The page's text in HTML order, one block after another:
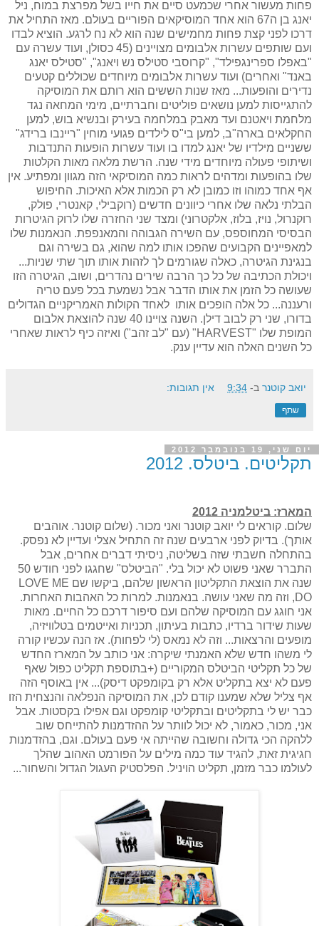
פחות מעשור אחרי שכמעט סיים את חייו בשל מפרצת במוח, ניל
יאנג בן ה67 הוא אחד המוסיקאים הפוריים בעולם. מאז התחיל את
דרכו לפני קצת פחות מחמישים שנה הוא לא נח לרגע. הוציא לבדו
ועם שותפים עשרות אלבומים מצויינים (45 כסולן, ועוד עשרה עם
"באפלו ספרינגפילד", "קרוסבי סטילס נש ויאנג", "סטילס יאנג
באנד" ואחרים) ועוד עשרות אלבומים מיוחדים שכוללים קטעים
נדירים והופעות... מאז שנות הששים הוא רותם את המוסיקה
להתגייסות למען נושאים פוליטים וחברתיים, מימי המחאה נגד
מלחמת ויאטנם ועד מאבק במלחמה בעירק ובנשיא בוש, למען
החקלאים בארה"ב, למען בי"ס לילדים פגועי מוחין "ריינבו ברידג"
ששניים מילדיו של יאנג למדו בו ועוד עשרות הופעות התנדבות
ושיתופי פעולה מיוחדים מידי שנה. הרשת מלאה מאות הקלטות
שלו בהופעות ומדהים לראות כמה המוסיקאי הזה מגוון ומפתיע. אין
אף אחד כמוהו וזו כמובן לא רק הכמות אלא האיכות. החיפוש
הבלתי נלאה שלו אחרי כיוונים חדשים (רוקבילי, קאנטרי, פולק,
רוקנרול, נויז, בלוז, אלקטרוני) ומצד שני החזרה שלו לרוק הגיטרות
הבסיסי המחוספס, עם השירה הגבוהה והמאנפפת. הנאמנות שלו
למאפיינים הקבועים שהפכו אותו למה שהוא, גם בשירה וגם
בנגינת הגיטרה, כאלה שגורמים לך לזהות אותו תוך שתי שניות...
ויכולת הכתיבה של כל כך הרבה שירים נהדרים, ושוב, הגיטרה הזו
שעושה כל הזמן את אותו הדבר אבל נשמעת בכל פעם טריה
ורעננה... כל אלה הופכים אותו לאחד הקולות האמריקניים הגדולים
בדורו, שני רק לבוב דילן.
השנה צויינו 40 שנה להוצאת אלבום
המופת שלו "HARVEST" (עם "לב זהב") ואיזה כיף לראות שאחרי
כל השנים האלה הוא עדיין ענק.
יואב קוטנר ב- 9:34 אין תגובות:
שתף
יום שני, 19 בנובמבר 2012
תקליטים. ביטלס. 2012
המארז: ביטלמניה 2012
שלום. קוראים לי יואב קוטנר ואני מכור. (שלום קוטנר. אוהבים
אותך). בדיוק לפני ארבעים שנה זה התחיל אצלי ועדיין לא נפסק.
בהתחלה חשבתי שזה בשליטה, ניסיתי דברים אחרים, אבל
התברר שאני פשוט לא יכול בלי. "הביטלס" שחגגו לפני חודש 50
שנה את הוצאת התקליטון הראשון שלהם, ביקשו שם LOVE ME
DO, וזה מה שאני עושה. בנאמנות. למרות כל האהבות האחרות.
אני חוגג עם המוסיקה שלהם ועם סיפור דרכם כל החיים. מאות
שעות שידור ברדיו, כתבות בעיתון, תכניות ואייטמים בטלוויזיה,
מופעים והרצאות... וזה לא נמאס (לי לפחות). אז הנה עכשיו קורה
לי משהו חדש שלא האמנתי שיקרה: אני כותב על המארז החדש
של כל תקליטי הביטלס המקוריים (+בתוספת תקליט כפול שאף
פעם לא יצא בתקליט אלא רק בקומפקט דיסק)... אין באוסף הזה
אף צליל שלא שמענו קודם לכן, את המוסיקה הנפלאה והנצחית הזו
כבר יש לי בתקליטים ובתקליטי קומפקט וגם אפילו בקסטות. אבל
אני, מכור, כאמור, לא יכול לוותר על ההזדמנות להתייחס שוב
ללהקה הכי גדולה וחשובה שהייתה אי פעם בעולם. וגם, בהזדמנות
חגיגית זאת, להגיד עוד כמה מילים על הפורמט האהוב שהלך
לעולמו כבר מזמן, תקליט הויניל. הפלסטיק העגול הגדול והשחור...